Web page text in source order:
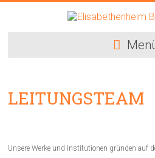
LEITUNGSTEAM
Unsere Werke und Institutionen gründen auf